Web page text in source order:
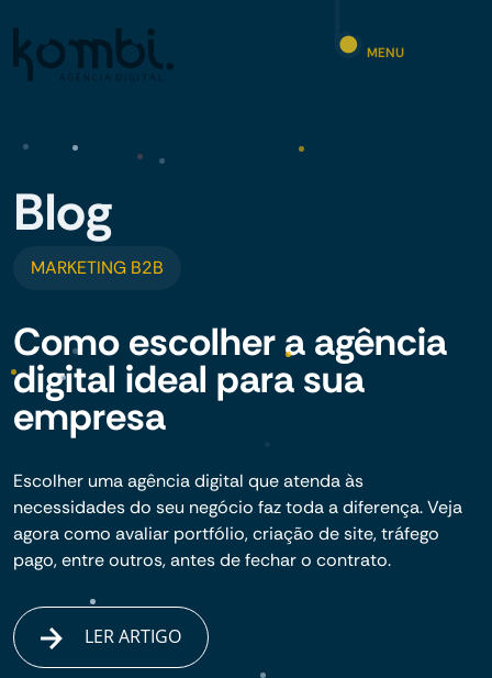
MENU
Blog
MARKETING B2B
Como escolher a agência
digital ideal para sua
empresa
Escolher uma agência digital que atenda às
necessidades do seu negócio faz toda a diferença. Veja
agora como avaliar portfólio, criação de site, tráfego
pago, entre outros, antes de fechar o contrato.
LER ARTIGO